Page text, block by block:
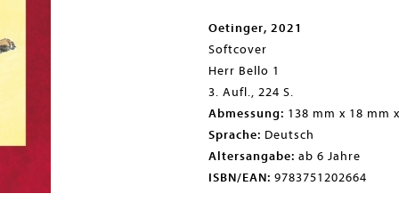
Oetinger, 2021
Softcover
Herr Bello 1
3. Aufl., 224 S.
Abmessung: 138 mm x 18 mm
Sprache: Deutsch
Altersangabe: ab 6 Jahre
ISBN/EAN: 9783751202664